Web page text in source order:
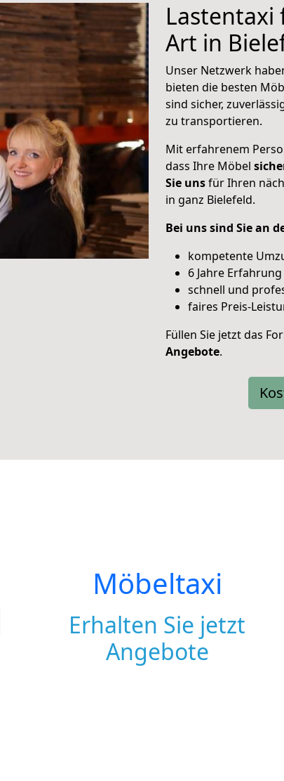
Art in
Unser Netzwerk
bieten die besten
sind sicher,
zu transportieren.
Mit erfahrenem
dass Ihre Möbel
Sie unsfür Ihren
in ganz Bielefeld.
Bei uns sind Sie an
kompetente
6 Jahre Erfahrung
schnell und
faires Preis-
Füllen Sie jetzt das
Angebote.
Möbeltaxi
Erhalten Sie jetzt
Angebote